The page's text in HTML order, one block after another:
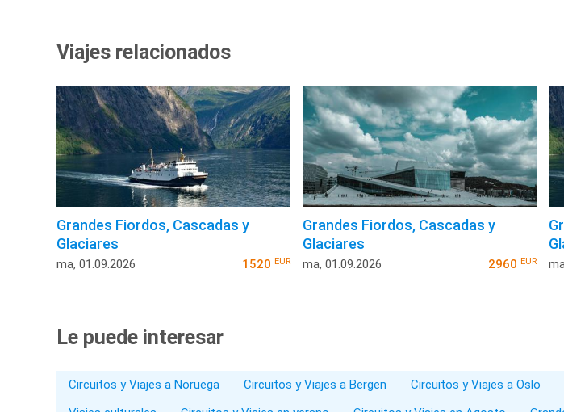
Viajes relacionados
Grandes Fiordos, Cascadas y
Glaciares
ma, 01.09.2026 1520 EUR
Grandes Fiordos, Cascadas y
Glaciares
ma, 01.09.2026 2960 EUR
Le puede interesar
Circuitos y Viajes a Noruega Circuitos y Viajes a Bergen Circuitos y Viajes a Oslo